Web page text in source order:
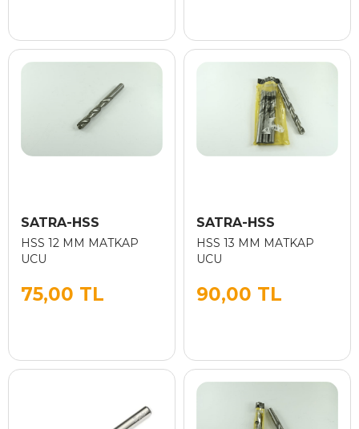
SATRA-HSS
HSS 12 MM MATKAP
UCU
75,00 TL
SATRA-HSS
HSS 13 MM MATKAP
UCU
90,00 TL